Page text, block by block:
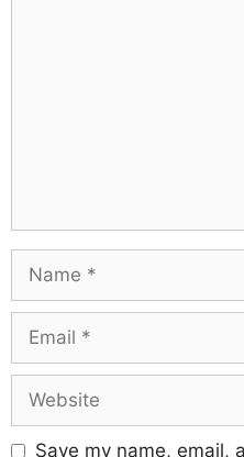
Save my name, email,